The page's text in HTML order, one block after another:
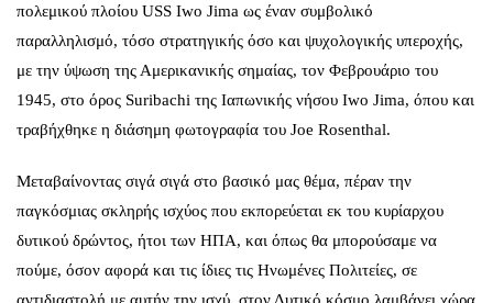
πολεμικού πλοίου USS Iwo Jima ως έναν συμβολικό
παραλληλισμό, τόσο στρατηγικής όσο και ψυχολογικής υπεροχής,
με την ύψωση της Αμερικανικής σημαίας, τον Φεβρουάριο του
1945, στο όρος Suribachi της Ιαπωνικής νήσου Iwo Jima, όπου και
τραβήχθηκε η διάσημη φωτογραφία του Joe Rosenthal.
Μεταβαίνοντας σιγά σιγά στο βασικό μας θέμα, πέραν την
παγκόσμιας σκληρής ισχύος που εκπορεύεται εκ του κυρίαρχου
δυτικού δρώντος, ήτοι των ΗΠΑ, και όπως θα μπορούσαμε να
πούμε, όσον αφορά και τις ίδιες τις Ηνωμένες Πολιτείες, σε